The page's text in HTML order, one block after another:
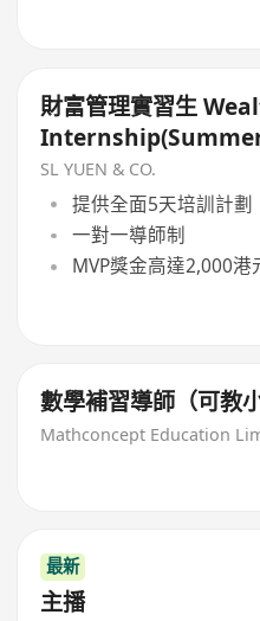
財富管理實習生
SL YUEN & CO.
提供全面5天培訓計劃
一對一導師制
MVP獎金高達2,000港
數學補習導師（可教
Mathconcept Education
最新
主播